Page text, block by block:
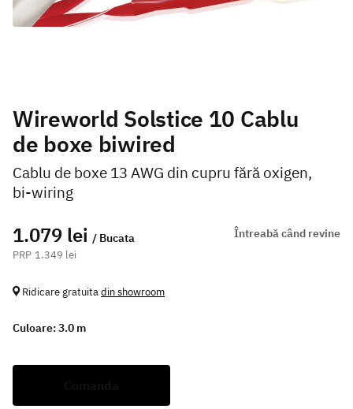
Wireworld Solstice 10 Cablu
de boxe biwired
Cablu de boxe 13 AWG din cupru fără oxigen,
bi-wiring
1.079 lei / Bucata
1.349 lei
Întreabă când revine
Ridicare gratuitadin showroom
Culoare:3.0 m